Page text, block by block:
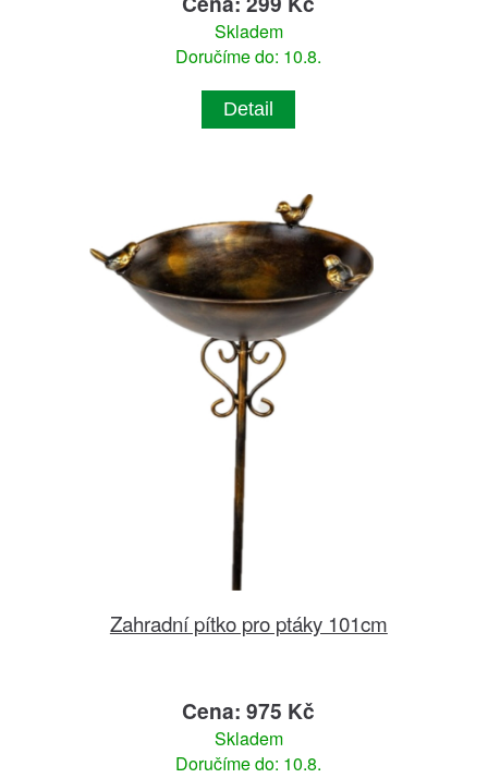
Skladem
Doručíme do: 10.8.
Detail
Zahradní pítko pro ptáky 101cm
Cena: 975 Kč
Skladem
Doručíme do: 10.8.